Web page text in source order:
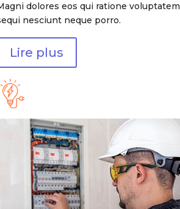
dolores eos qui ratione voluptatem
nesciunt neque porro.
Lire plus